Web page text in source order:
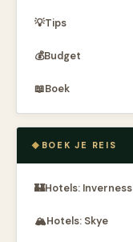
💡Tips
💰Budget
📖Boek
BOEK JE REIS
🏰Hotels: Inverness
🏔Hotels: Skye